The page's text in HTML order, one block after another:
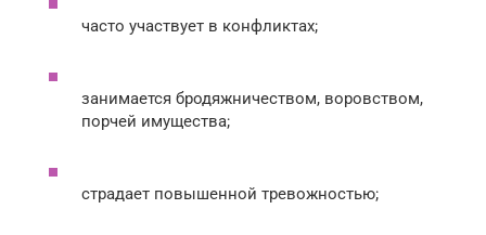
часто участвует в конфликтах;
занимается бродяжничеством, воровством,
порчей имущества;
страдает повышенной тревожностью;